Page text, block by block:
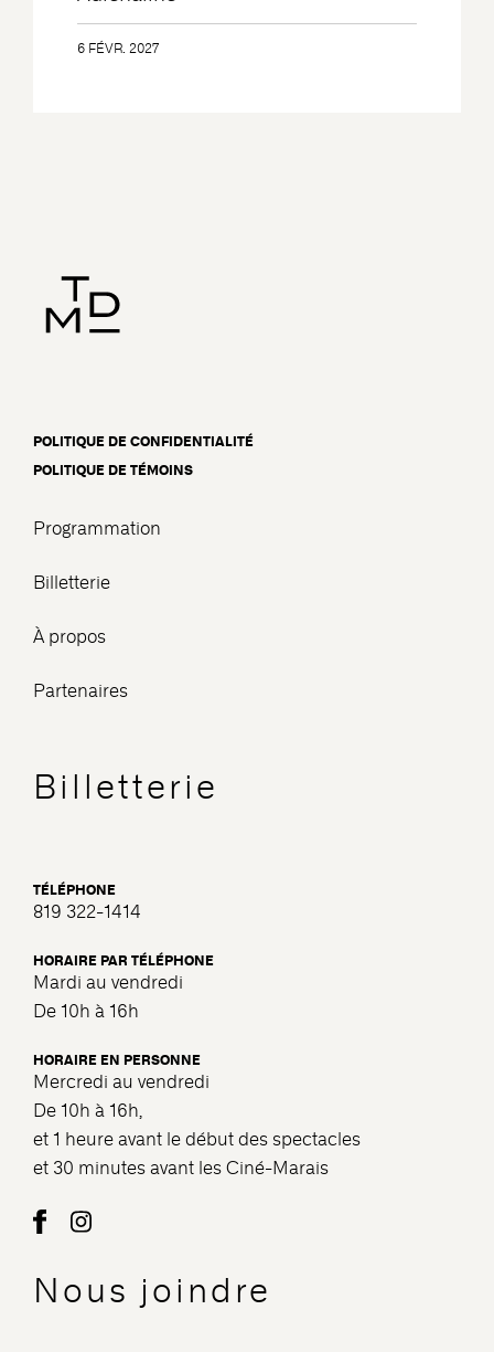
6 FÉVR. 2027
Programmation
Billetterie
À propos
Partenaires
Billetterie
TÉLÉPHONE
819 322-1414
HORAIRE PAR TÉLÉPHONE
Mardi au vendredi
De 10h à 16h
HORAIRE EN PERSONNE
Mercredi au vendredi
De 10h à 16h,
et 1 heure avant le début des spectacles
et 30 minutes avant les Ciné-Marais
Nous joindre
POLITIQUE DE CONFIDENTIALITÉ
POLITIQUE DE TÉMOINS